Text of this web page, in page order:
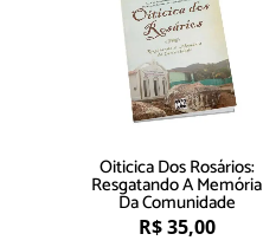
Oiticica Dos Rosários:
Resgatando A Memória
Da Comunidade
R$35,00